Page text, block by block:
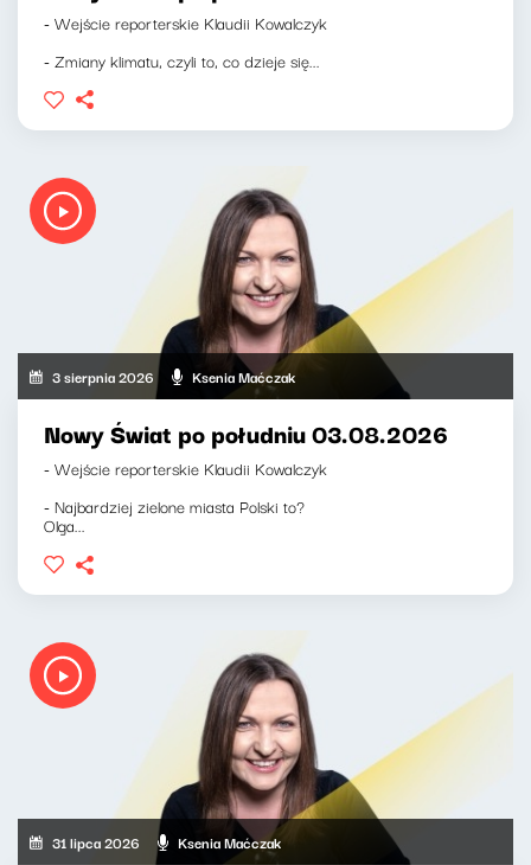
- Wejście reporterskie Klaudii Kowalczyk
- Zmiany klimatu, czyli to, co dzieje się...
3 sierpnia 2026 Ksenia Maćczak
Nowy Świat po południu 03.08.2026
- Wejście reporterskie Klaudii Kowalczyk
- Najbardziej zielone miasta Polski to?
Olga...
31 lipca 2026 Ksenia Maćczak